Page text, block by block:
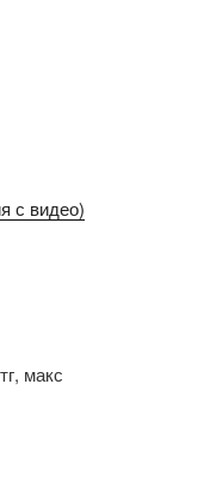
с видео)
макс